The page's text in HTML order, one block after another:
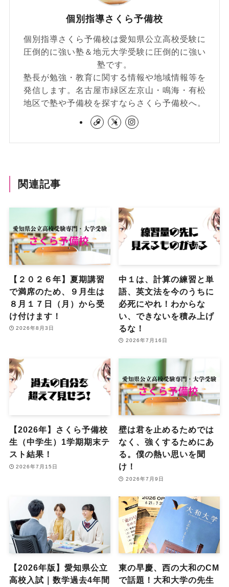
個別指導さくら予備校
個別指導さくら予備校は愛知県公立高校受験に
圧倒的に強い塾＆地元大学受験に圧倒的に強い
塾です。
塾長が勉強・教育に関する情報や地域情報等を
発信します。名古屋市緑区左京山・鳴海・有松
地区で塾や予備校を探すならさくら予備校へ。
関連記事
【２０２６年】夏期講習
で満席のため、９月生は
８月１７日（月）から受
け付けます！
2026年8月3日
中１は、計算の練習と単
語、英文法を今のうちに
必死にやれ！わからな
い、できないを積み上げ
るな！
2026年7月16日
【2026年】さくら予備校
生（中学生）1学期期末テ
スト結果！
2026年7月15日
壁は君を止めるためでは
なく、強くするためにあ
る。僕の熱い思いを聞
け！
2026年7月9日
【2026年版】愛知県公立
高校入試｜数学過去4年間
東の早慶、西の大和のCM
で話題！大和大学の先生